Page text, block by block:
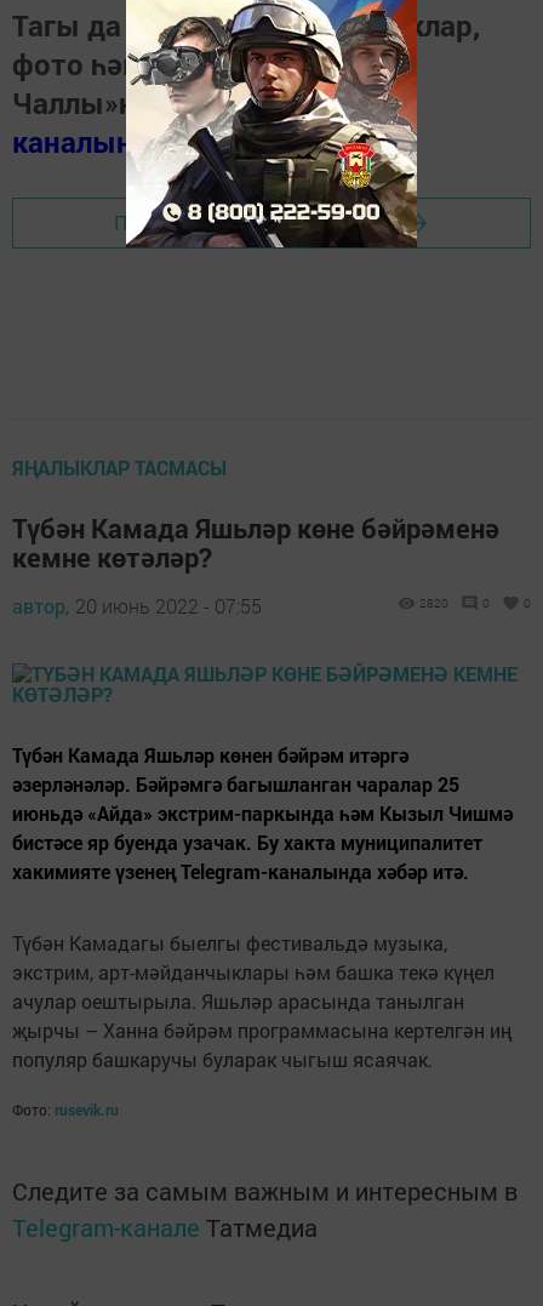
Тагы да кызыклырак яңалыклар,
фото һәм видеолар «Шәһри
Чаллы»ныңMAX
каналында(язылыгыз).
Перейти на страницу новости
ЯҢАЛЫКЛАР ТАСМАСЫ
Түбән Камада Яшьләр көне бәйрәменә
кемне көтәләр?
автор, 20 июнь 2022 - 07:55 2820 0 0
Түбән Камада Яшьләр көнен бәйрәм итәргә
әзерләнәләр. Бәйрәмгә багышланган чаралар 25
июньдә «Айда» экстрим-паркында һәм Кызыл Чишмә
бистәсе яр буенда узачак. Бу хакта муниципалитет
хакимияте үзенең Telegram-каналында хәбәр итә.
Түбән Камадагы быелгы фестивальдә музыка,
экстрим, арт-мәйданчыклары һәм башка текә күңел
ачулар оештырыла. Яшьләр арасында танылган
җырчы – Ханна бәйрәм программасына кертелгән иң
популяр башкаручы буларак чыгыш ясаячак.
Фото: rusevik.ru
Следите за самым важным и интересным в
Telegram-канале Татмедиа